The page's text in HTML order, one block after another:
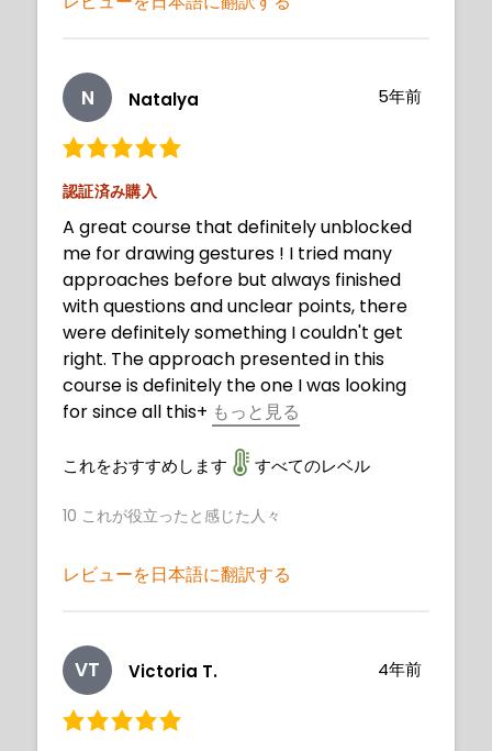
N Natalya 5年前
認証済み購入
A great course that definitely unblocked
me for drawing gestures ! I tried many
approaches before but always finished
with questions and unclear points, there
were definitely something I couldn't get
right. The approach presented in this
course is definitely the one I was looking
for since all this+ もっと見る
so clear now, I would just say a huge
! ^^
これをおすすめします すべてのレベル
10 これが役立ったと感じた人々
レビューを日本語に翻訳する
VT Victoria T. 4年前